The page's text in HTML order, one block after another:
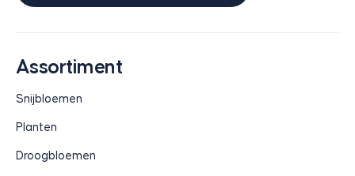
Assortiment
Snijbloemen
Planten
Droogbloemen